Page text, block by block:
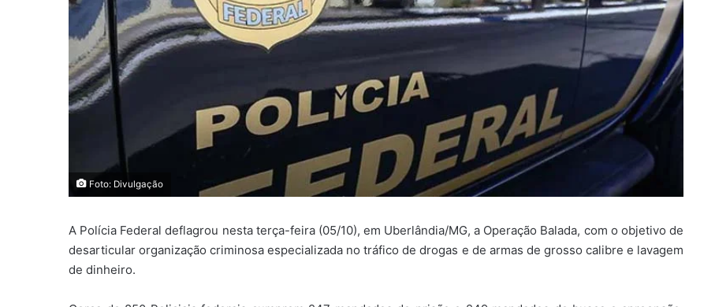
Foto: Divulgação
A Polícia Federal deflagrou nesta terça-feira (05/10), em Uberlândia/MG, a Operação Balada, com o objetivo de
desarticular organização criminosa especializada no tráfico de drogas e de armas de grosso calibre e lavagem
de dinheiro.